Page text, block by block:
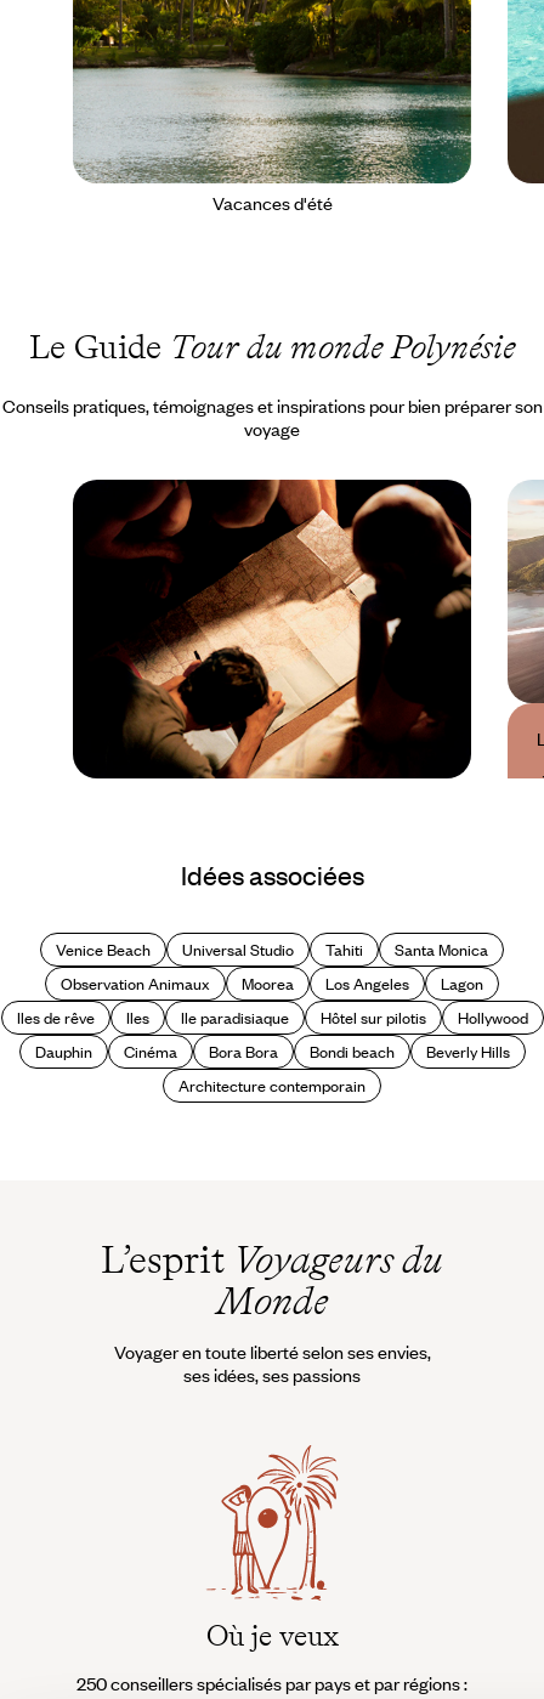
Vacances d'été
Le Guide Tour du monde Polynésie
Conseils pratiques, témoignages et inspirations pour bien préparer son
voyage
Quand partir en
Polynésie ?
Idées associées
Venice Beach Universal Studio Tahiti
Santa Monica
Observation Animaux
Moorea Los Angeles
Lagon
Iles de rêve
Iles Ile paradisiaque Hôtel sur pilotis
Hollywood
Dauphin
Cinéma Bora Bora Bondi beach
Beverly Hills
Architecture contemporain
L’esprit Voyageurs du
Monde
Voyager en toute liberté selon ses envies,
ses idées, ses passions
Où je veux
250 conseillers spécialisés par pays et par régions :